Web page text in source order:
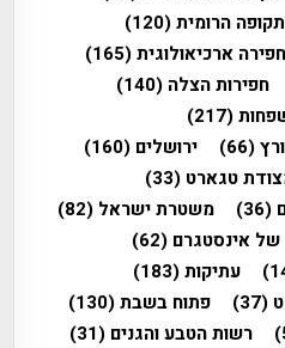
הרומית(120)
חפירה ארכיאולוגית(165)
חפירות הצלה (140)
(217)
(66) ירושלים (160)
טגארט (33)
(36) משטרת ישראל (82)
של אינסטגרם (62)
עתיקות(183)
(37) פתוח בשבת(130)
רשות הטבע והגנים (31)